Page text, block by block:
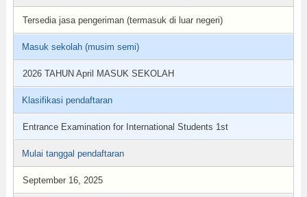
Tersedia jasa pengeriman (termasuk di luar negeri)
Masuk sekolah (musim semi)
2026 TAHUN April MASUK SEKOLAH
Klasifikasi pendaftaran
Entrance Examination for International Students 1st
Mulai tanggal pendaftaran
September 16, 2025